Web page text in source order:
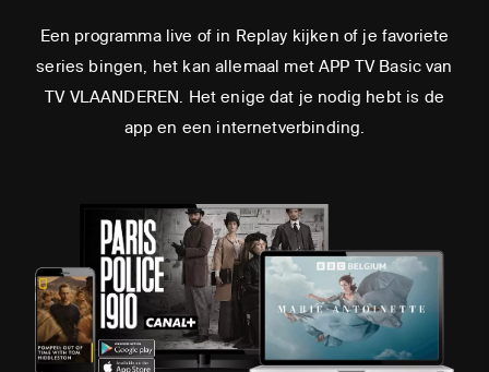
Een programma live of in Replay kijken of je favoriete
series bingen, het kan allemaal met APP TV Basic van
TV VLAANDEREN. Het enige dat je nodig hebt is de
app en een internetverbinding.